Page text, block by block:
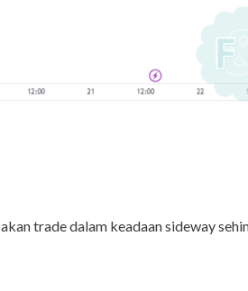
trade dalam keadaan sideway